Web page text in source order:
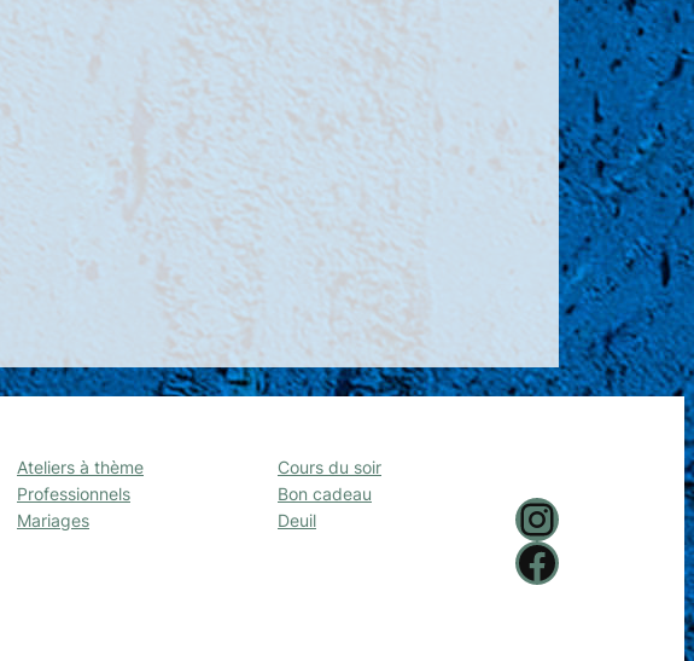
Ateliers à thème
Professionnels
Mariages
Cours du soir
Bon cadeau
Deuil
Instagram
Facebook